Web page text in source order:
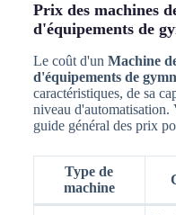
Prix des machines
d'équipements de
Le coût d'un Machine
d'équipements de
caractéristiques, de sa
niveau d'automatisation.
guide général des prix
Type de
machine